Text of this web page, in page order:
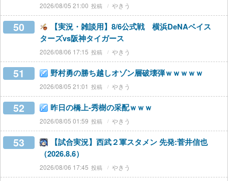
2026/08/05 21:00 やきう
50
【実況・雑談用】8/6公式戦 横浜DeNAベイス
ターズvs阪神タイガース
2026/08/06 17:15 やきう
51 野村勇の勝ち越しオゾン層破壊弾ｗｗｗｗｗ
2026/08/05 21:01 やきう
52 昨日の橋上-秀樹の采配ｗｗｗ
2026/08/05 01:59 やきう
53
【試合実況】西武２軍スタメン 先発:菅井信也
（2026.8.6）
2026/08/06 17:45 やきう